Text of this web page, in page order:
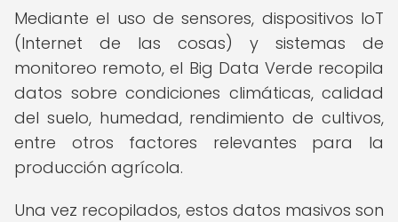
Mediante el uso de sensores, dispositivos IoT
(Internet de las cosas) y sistemas de
monitoreo remoto, el Big Data Verde recopila
datos sobre condiciones climáticas, calidad
del suelo, humedad, rendimiento de cultivos,
entre otros factores relevantes para la
producción agrícola.
Una vez recopilados, estos datos masivos son